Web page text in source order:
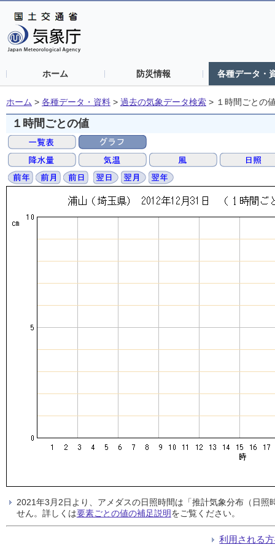
ホーム 防災情報 各種データ・
ホーム > 各種データ・資料 > 過去の気象データ検索 > １時間ごとの
１時間ごとの値
2021年3月2日より、アメダスの日照時間は「推計気象分布（日
せん。詳しくは要素ごとの値の補足説明をご覧ください。
利用される